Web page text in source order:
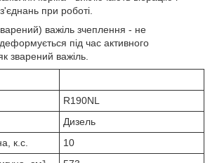
при роботі.
важіль зчеплення - не
під час активного
зварений важіль.
R190NL
Дизель
к.с.
10